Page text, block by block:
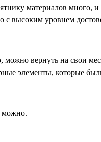
материалов много, и
с высоким уровнем
можно вернуть на свои
элементы, которые